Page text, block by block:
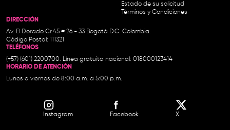
Estado de su solicitud
Términos y Condiciones
DIRECCIÓN
Av. El Dorado Cr.45 # 26 - 33 Bogotá D.C. Colombia.
Código Postal: 111321
TELÉFONOS
(+57) (601) 2200700. Línea gratuita nacional: 018000123414
HORARIO DE ATENCIÓN
Lunes a viernes de 8:00 a.m. a 5:00 p.m.
Instagram Facebook X